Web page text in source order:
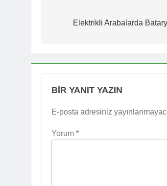
gezinmesi
Elektrikli Arabalarda
BIR YANIT YAZIN
E-posta adresiniz
Yorum *